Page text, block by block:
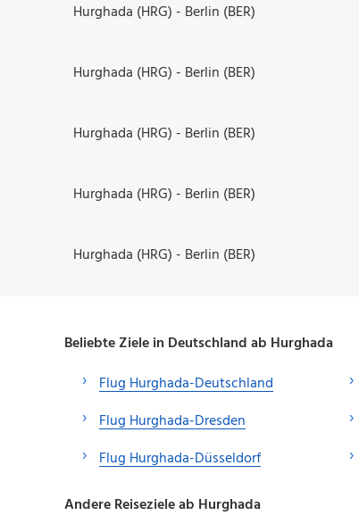
Hurghada (HRG) - Berlin (BER)
Hurghada (HRG) - Berlin (BER)
Hurghada (HRG) - Berlin (BER)
Hurghada (HRG) - Berlin (BER)
Hurghada (HRG) - Berlin (BER)
Beliebte Ziele in Deutschland ab Hurghada
Flug Hurghada-Deutschland
Flug Hurghada-Dresden
Flug Hurghada-Düsseldorf
Andere Reiseziele ab Hurghada